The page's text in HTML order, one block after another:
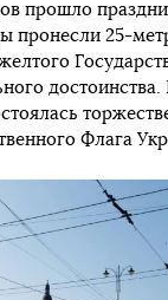
прошло
пронесли 25-
Флага